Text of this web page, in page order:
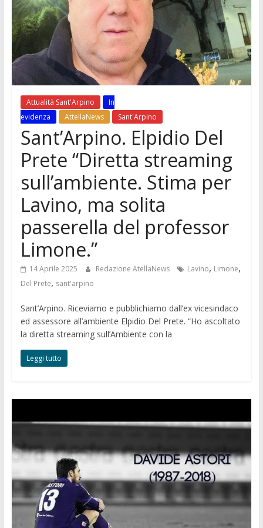
Attualità Sant'Arpino
In
evidenza
AttellaNews Sant'Arpino
Sant’Arpino. Elpidio Del
Prete “Diretta streaming
sull’ambiente. Stima per
Lavino, ma solita
passerella del professor
Limone.”
14 Aprile 2025 Redazione AtellaNews Lavino, Limone,
Del Prete, sant'arpino
Sant’Arpino. Riceviamo e pubblichiamo dall’ex vicesindaco
ed assessore all’ambiente Elpidio Del Prete. “Ho ascoltato
la diretta streaming sull’Ambiente con la
Leggi tutto